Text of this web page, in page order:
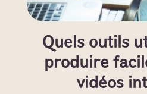
Quels outils
produire
vidéos